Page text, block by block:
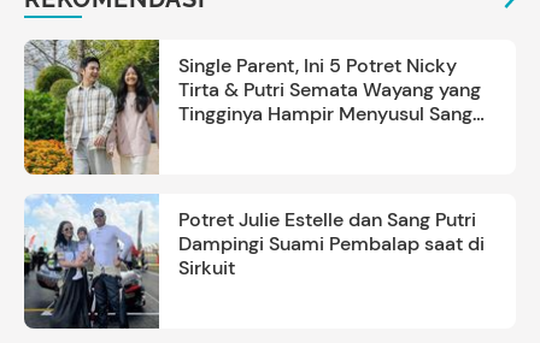
Single Parent, Ini 5 Potret Nicky
Tirta & Putri Semata Wayang yang
Tingginya Hampir Menyusul Sang
Potret Julie Estelle dan Sang Putri
Dampingi Suami Pembalap saat di
Sirkuit